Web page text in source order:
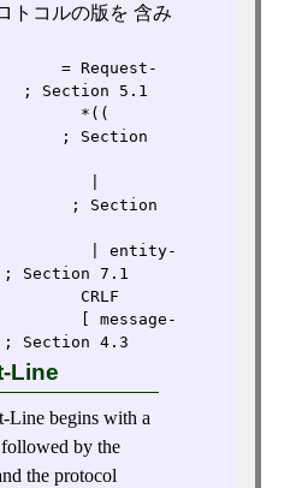
トコルの版を 含み
= Request-
Section 5.1
*((
; Section
; Section
| entity-
; Section 7.1
CRLF
[ message-
4.3
Line
Line begins with a
by the
the protocol